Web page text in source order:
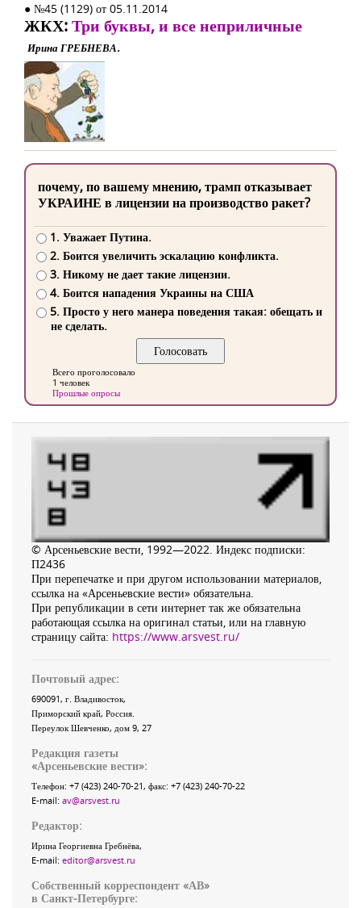
● №45 (1129) от 05.11.2014
ЖКХ:Три буквы, и все неприличные
Ирина ГРЕБНЕВА.
почему, по вашему мнению, трамп отказывает
УКРАИНЕ в лицензии на производство ракет?
1. Уважает Путина.
2. Боится увеличить эскалацию конфликта.
3. Никому не дает такие лицензии.
4. Боится нападения Украины на США
5. Просто у него манера поведения такая: обещать и
не сделать.
Всего проголосовало
1 человек
Прошлые опросы
© Арсеньевские вести, 1992—2022. Индекс подписки:
П2436
При перепечатке и при другом использовании материалов,
ссылка на «Арсеньевские вести» обязательна.
При републикации в сети интернет так же обязательна
работающая ссылка на оригинал статьи, или на главную
страницу сайта: https://www.arsvest.ru/
Почтовый адрес:
690091, г. Владивосток,
Приморский край, Россия
Переулок Шевченко, дом 9, 27
Редакция газеты
«Арсеньевские вести»:
Телефон: +7 (423) 240-70-21, факс: +7 (423) 240-70-22
E-mail: av@arsvest.ru
Редактор:
Ирина Георгиевна Гребнёва,
E-mail: editor@arsvest.ru
Собственный корреспондент «АВ»
в Санкт-Петербурге: